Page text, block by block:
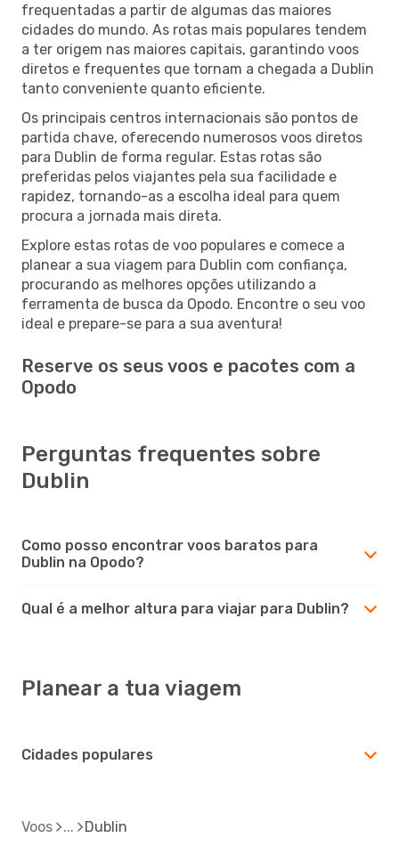
frequentadas a partir de algumas das maiores
cidades do mundo. As rotas mais populares tendem
a ter origem nas maiores capitais, garantindo voos
diretos e frequentes que tornam a chegada a Dublin
tanto conveniente quanto eficiente.
Os principais centros internacionais são pontos de
partida chave, oferecendo numerosos voos diretos
para Dublin de forma regular. Estas rotas são
preferidas pelos viajantes pela sua facilidade e
rapidez, tornando-as a escolha ideal para quem
procura a jornada mais direta.
Explore estas rotas de voo populares e comece a
planear a sua viagem para Dublin com confiança,
procurando as melhores opções utilizando a
ferramenta de busca da Opodo. Encontre o seu voo
ideal e prepare-se para a sua aventura!
Reserve os seus voos e pacotes com a
Opodo
Perguntas frequentes sobre
Dublin
Como posso encontrar voos baratos para
Dublin na Opodo?
Qual é a melhor altura para viajar para Dublin?
Planear a tua viagem
Cidades populares
Voos Dublin